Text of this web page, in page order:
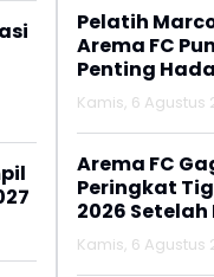
Pelatih
Arema FC
Penting
Kamis, 6 Agustus
Arema FC
Peringkat
2026
Persija
Kamis, 6 Agustus